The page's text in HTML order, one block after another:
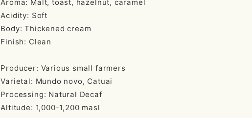
Aroma: Malt, toast, hazelnut, caramel
Acidity: Soft
Body: Thickened cream
Finish: Clean
Producer: Various small farmers
Varietal: Mundo novo, Catuai
Processing: Natural Decaf
Altitude: 1,000-1,200 masl